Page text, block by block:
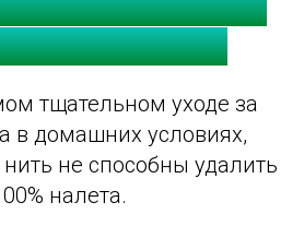
тщательном уходе за
в домашних условиях,
не способны удалить
налета.